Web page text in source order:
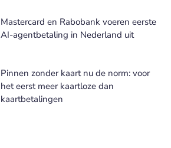
Mastercard en Rabobank voeren eerste
AI-agentbetaling in Nederland uit
Pinnen zonder kaart nu de norm: voor
het eerst meer kaartloze dan
kaartbetalingen